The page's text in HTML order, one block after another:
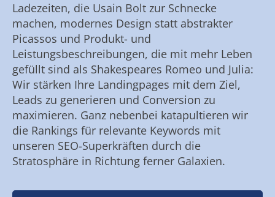
Ladezeiten, die Usain Bolt zur Schnecke
machen, modernes Design statt abstrakter
Picassos und Produkt- und
Leistungsbeschreibungen, die mit mehr Leben
gefüllt sind als Shakespeares Romeo und Julia:
Wir stärken Ihre Landingpages mit dem Ziel,
Leads zu generieren und Conversion zu
maximieren. Ganz nebenbei katapultieren wir
die Rankings für relevante Keywords mit
unseren SEO-Superkräften durch die
Stratosphäre in Richtung ferner Galaxien.